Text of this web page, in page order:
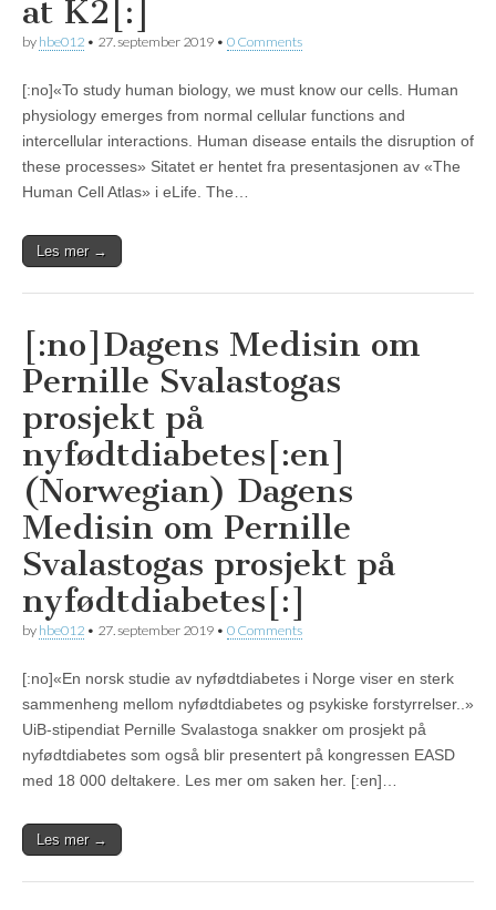
at K2[:]
by hbe012 • 27. september 2019 • 0 Comments
[:no]«To study human biology, we must know our cells. Human
physiology emerges from normal cellular functions and
intercellular interactions. Human disease entails the disruption of
these processes» Sitatet er hentet fra presentasjonen av «The
Human Cell Atlas» i eLife. The…
Les mer →
[:no]Dagens Medisin om
Pernille Svalastogas
prosjekt på
nyfødtdiabetes[:en]
(Norwegian) Dagens
Medisin om Pernille
Svalastogas prosjekt på
nyfødtdiabetes[:]
by hbe012 • 27. september 2019 • 0 Comments
[:no]«En norsk studie av nyfødtdiabetes i Norge viser en sterk
sammenheng mellom nyfødtdiabetes og psykiske forstyrrelser..»
UiB-stipendiat Pernille Svalastoga snakker om prosjekt på
nyfødtdiabetes som også blir presentert på kongressen EASD
med 18 000 deltakere. Les mer om saken her. [:en]…
Les mer →